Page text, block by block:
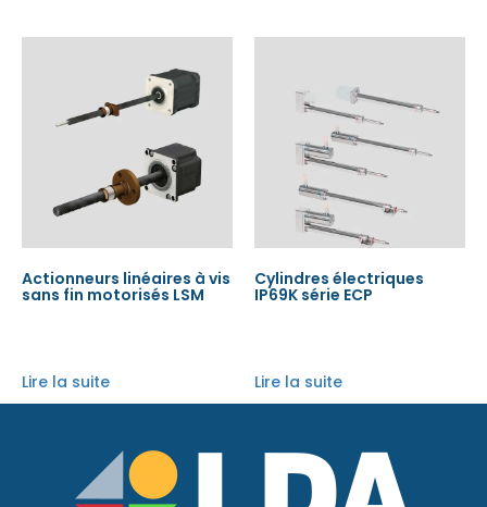
Actionneurs linéaires à vis
sans fin motorisés LSM
Lire la suite
Cylindres électriques
IP69K série ECP
Lire la suite